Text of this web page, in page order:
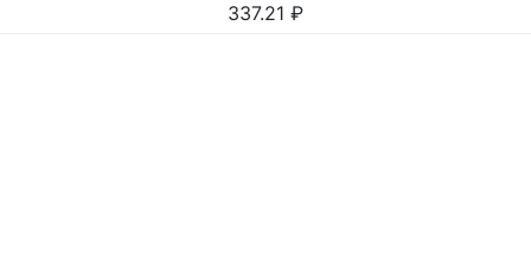
337.21 ₽